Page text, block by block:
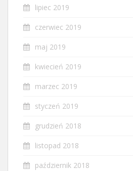
lipiec 2019
czerwiec 2019
maj 2019
kwiecień 2019
marzec 2019
styczeń 2019
grudzień 2018
listopad 2018
październik 2018